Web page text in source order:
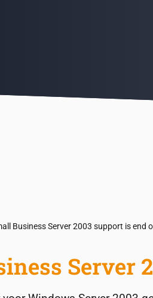
Business Server 2003 support is end
Server